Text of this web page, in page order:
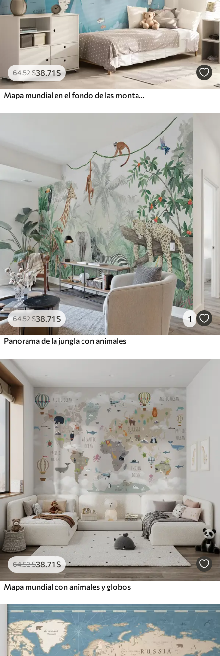
64.52S38 .71S
64.52S38 .71 S 1
Panorama de la jungla con animales
64.52S38.71 S
Mapa mundial con animales y globos